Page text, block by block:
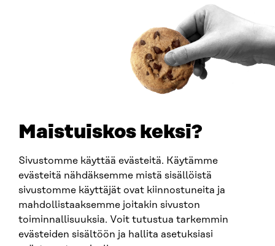
Maistuiskos keksi?
Sivustomme käyttää evästeitä. Käytämme
evästeitä nähdäksemme mistä sisällöistä
sivustomme käyttäjät ovat kiinnostuneita ja
mahdollistaaksemme joitakin sivuston
toiminnallisuuksia. Voit tutustua tarkemmin
evästeiden sisältöön ja hallita asetuksiasi
SITRA SOSIAALISESSA MEDIASSA
LinkedIn
Instagram
YouTube